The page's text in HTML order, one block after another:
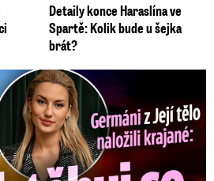
Detaily konce Haraslína ve
Spartě: Kolik bude u šejka
brát?
se, vzkázali jí krajané